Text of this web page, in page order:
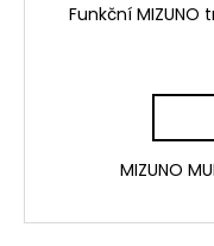
Funkční MIZUNO
MIZUNO